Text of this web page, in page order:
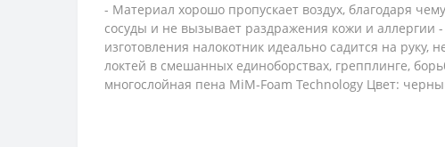
- Материал хорошо пропускает воздух, благодаря
сосуды и не вызывает раздражения кожи и аллергии
изготовления налокотник идеально садится на
локтей в смешанных единоборствах, грепплинге,
многослойная пена MiM-Foam Technology Цвет: